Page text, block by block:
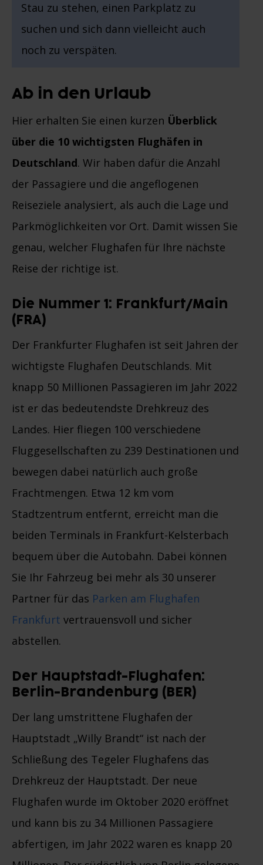
Stau zu stehen, einen Parkplatz zu
suchen und sich dann vielleicht auch
noch zu verspäten.
Ab in den Urlaub
Hier erhalten Sie einen kurzen Überblick
über die 10 wichtigsten Flughäfen in
Deutschland. Wir haben dafür die Anzahl
der Passagiere und die angeflogenen
Reiseziele analysiert, als auch die Lage und
Parkmöglichkeiten vor Ort. Damit wissen Sie
genau, welcher Flughafen für Ihre nächste
Reise der richtige ist.
Die Nummer 1: Frankfurt/Main
(FRA)
Der Frankfurter Flughafen ist seit Jahren der
wichtigste Flughafen Deutschlands. Mit
knapp 50 Millionen Passagieren im Jahr 2022
ist er das bedeutendste Drehkreuz des
Landes. Hier fliegen 100 verschiedene
Fluggesellschaften zu 239 Destinationen und
bewegen dabei natürlich auch große
Frachtmengen. Etwa 12 km vom
Stadtzentrum entfernt, erreicht man die
beiden Terminals in Frankfurt-Kelsterbach
bequem über die Autobahn. Dabei können
Sie Ihr Fahrzeug bei mehr als 30 unserer
Partner für das Parken am Flughafen
Frankfurt vertrauensvoll und sicher
abstellen.
Der Hauptstadt-Flughafen:
Berlin-Brandenburg (BER)
Der lang umstrittene Flughafen der
Hauptstadt „Willy Brandt“ ist nach der
Schließung des Tegeler Flughafens das
Drehkreuz der Hauptstadt. Der neue
Flughafen wurde im Oktober 2020 eröffnet
und kann bis zu 34 Millionen Passagiere
abfertigen, im Jahr 2022 waren es knapp 20